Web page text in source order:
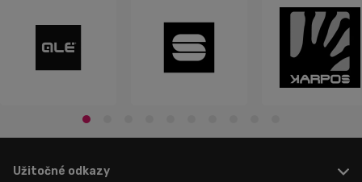
Užitočné odkazy